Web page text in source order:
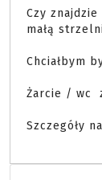
Czy
małą
Chciałbym
Żarcie / wc
Szczegóły